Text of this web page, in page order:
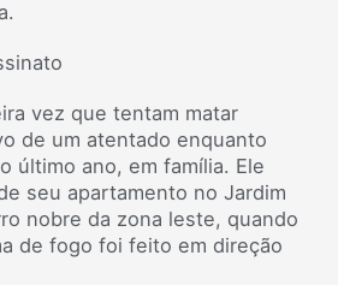
vez que tentam matar
de um atentado enquanto
último ano, em família. Ele
seu apartamento no Jardim
nobre da zona leste, quando
de fogo foi feito em direção